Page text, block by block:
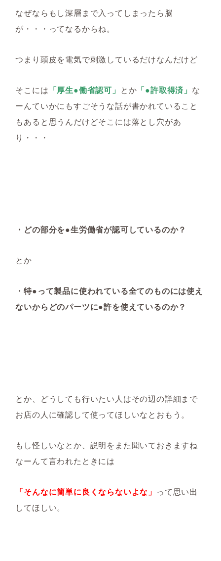
なぜならもし深層まで入ってしまったら脳
が・・・ってなるからね。
つまり頭皮を電気で刺激しているだけなんだけど
そこには 「厚生●働省認可」 とか 「●許取得済」 な
ーんていかにもすごそうな話が書かれていること
もあると思うんだけどそこには落とし穴があ
り・・・
・どの部分を●生労働省が認可しているのか？
とか
・特●って製品に使われている全てのものには使え
ないからどのパーツに●許を使えているのか？
とか、どうしても行いたい人はその辺の詳細まで
お店の人に確認して使ってほしいなとおもう。
もし怪しいなとか、説明をまた聞いておきますね
なーんて言われたときには
「そんなに簡単に良くならないよな」 って思い出
してほしい。